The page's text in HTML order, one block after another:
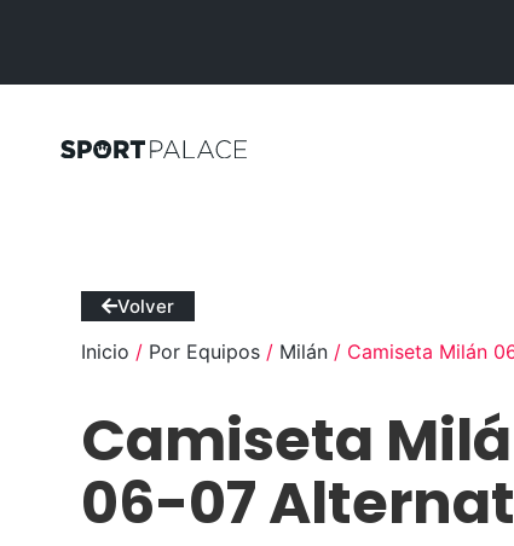
Volver
Inicio / Por Equipos / Milán / Camiseta Milán
Camiseta
06-07